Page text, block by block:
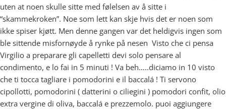
uten at noen skulle sitte med følelsen av å sitte i
“skammekroken”. Noe som lett kan skje hvis det er noen som
ikke spiser kjøtt. Men denne gangen var det heldigvis ingen som
ble sittende misfornøyde å rynke på nesen Visto che ci pensa
Virgilio a preparare gli capelletti devi solo pensare al
condimento, e lo fai in 5 minuti ! Va beh…..diciamo in 10 visto
che ti tocca tagliare i pomodorini e il baccalá ! Ti servono
cipollotti, pomodorini ( datterini o ciliegini ) pomodori confit, olio
extra vergine di oliva, baccalá e prezzemolo. puoi aggiungere